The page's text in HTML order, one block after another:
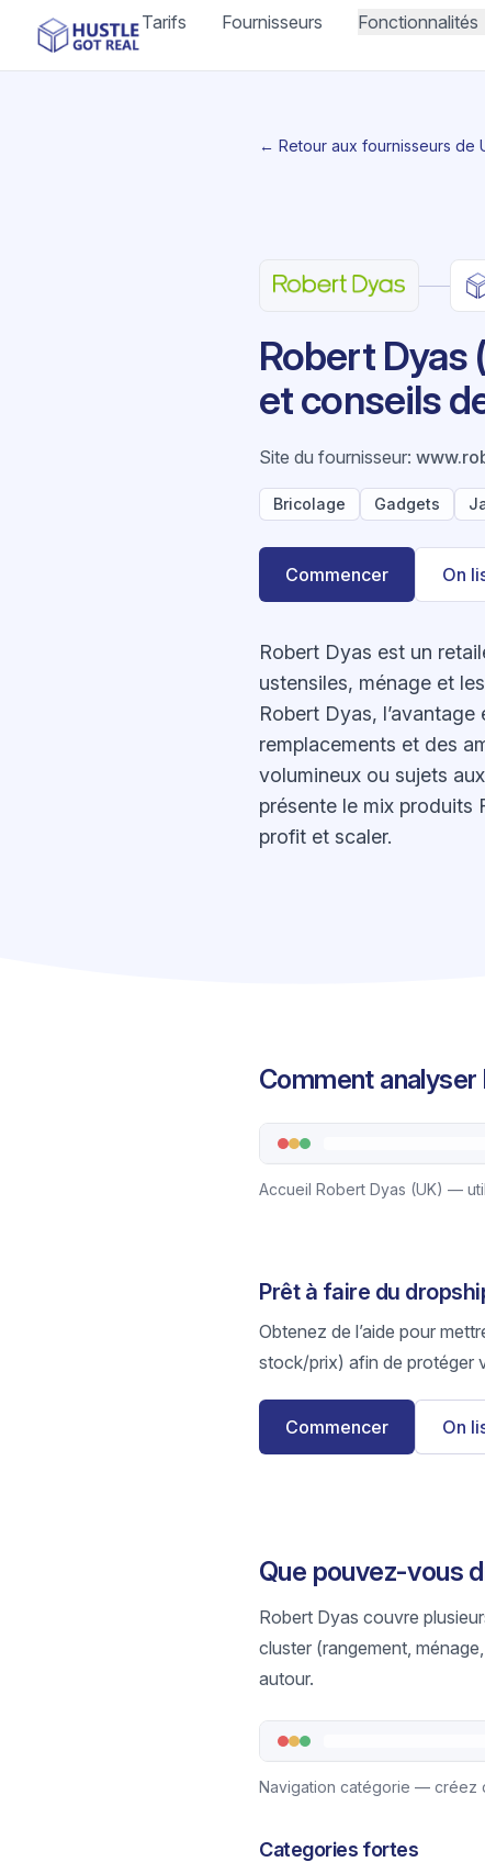
Tarifs Fournisseurs Fonctionnalités
← Retour aux fournisseurs de
Robert Dyas
et conseils
Site du fournisseur:
Bricolage Gadgets
Commencer On
Robert Dyas est un
ustensiles, ménage et
Robert Dyas,
remplacements et des
volumineux ou sujets
présente le mix produits
profit et scaler.
Comment
Accueil Robert Dyas (UK) —
Prêt à faire du
Obtenez de l’aide pour
stock/prix) afin de protéger
Commencer On
Que pouvez-vous
Robert Dyas couvre
cluster (rangement,
autour.
Navigation catégorie — créez
Categories fortes